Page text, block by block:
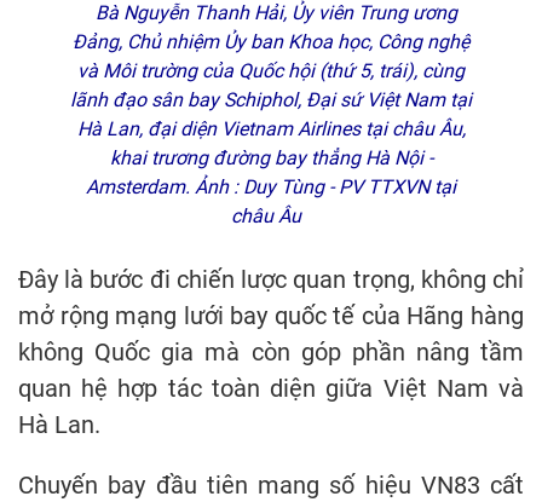
Bà Nguyễn Thanh Hải, Ủy viên Trung ương
Đảng, Chủ nhiệm Ủy ban Khoa học, Công nghệ
và Môi trường của Quốc hội (thứ 5, trái), cùng
lãnh đạo sân bay Schiphol, Đại sứ Việt Nam tại
Hà Lan, đại diện Vietnam Airlines tại châu Âu,
khai trương đường bay thẳng Hà Nội -
Amsterdam. Ảnh : Duy Tùng - PV TTXVN tại
châu Âu
Đây là bước đi chiến lược quan trọng, không chỉ
mở rộng mạng lưới bay quốc tế của Hãng hàng
không Quốc gia mà còn góp phần nâng tầm
quan hệ hợp tác toàn diện giữa Việt Nam và
Hà Lan.
Chuyến bay đầu tiên mang số hiệu VN83 cất